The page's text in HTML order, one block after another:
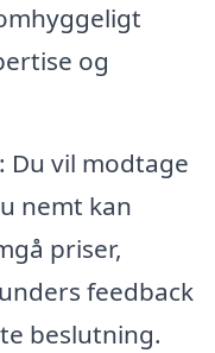
og
: Du vil modtage
nemt kan
priser,
feedback
beslutning.